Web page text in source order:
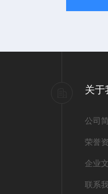
关于
公司
荣誉
企业
联系